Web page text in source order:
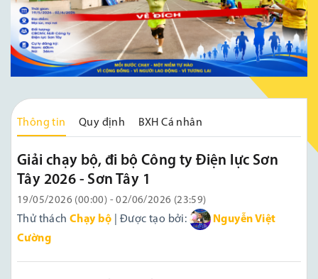
Thông tin Quy định BXH Cá nhân
Giải chạy bộ, đi bộ Công ty Điện lực Sơn
Tây 2026 - Sơn Tây 1
19/05/2026 (00:00) - 02/06/2026 (23:59)
Thử thách Chạy bộ | Được tạo bởi:
Nguyễn Việt
Cường